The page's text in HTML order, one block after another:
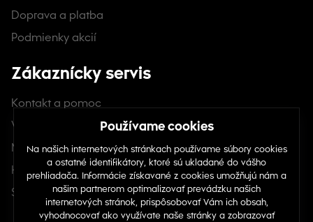
Doprava a platba
Podmienky akcií
Zákaznícky servis
Kontakt a pomoc
Veľkostná tabuľka
Môj účet
História objednávok
Skontrolovať stav objednávky